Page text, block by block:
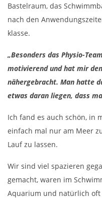
Bastelraum, das
nach den
klasse.
„Besonders das Physio-
motivierend und hat mir
nähergebracht. Man hatte
etwas daran liegen, dass
Ich fand es auch schön, in
einfach mal nur am Meer
Lauf zu lassen.
Wir sind viel spazieren
gemacht, waren im
Aquarium und natürlich oft